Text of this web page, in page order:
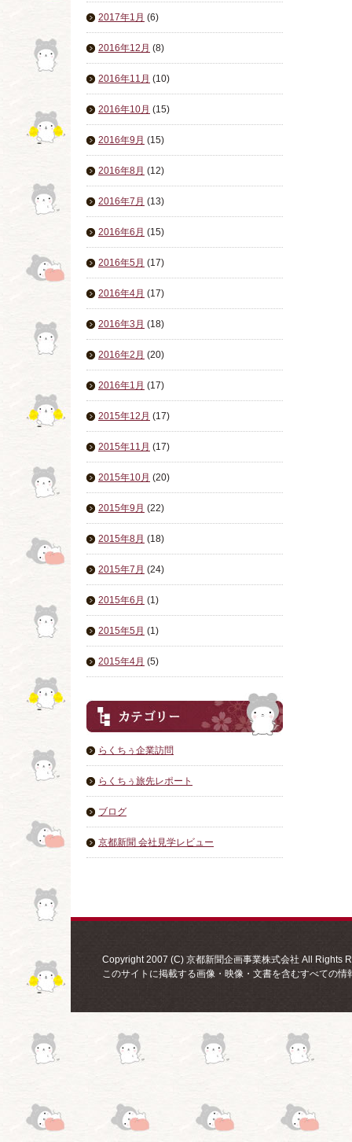
2017年1月 (6)
2016年12月 (8)
2016年11月 (10)
2016年10月 (15)
2016年9月 (15)
2016年8月 (12)
2016年7月 (13)
2016年6月 (15)
2016年5月 (17)
2016年4月 (17)
2016年3月 (18)
2016年2月 (20)
2016年1月 (17)
2015年12月 (17)
2015年11月 (17)
2015年10月 (20)
2015年9月 (22)
2015年8月 (18)
2015年7月 (24)
2015年6月 (1)
2015年5月 (1)
2015年4月 (5)
らくちぅ企業訪問
らくちぅ旅先レポート
ブログ
京都新聞 会社見学レビュー
Copyright 2007 (C) 京都新聞企画事業株式会社 All Rights
このサイトに掲載する画像・映像・文書を含むすべての